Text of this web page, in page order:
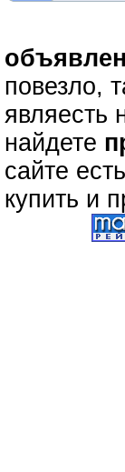
повезло,
являесть
найдете
сайте есть
купить и